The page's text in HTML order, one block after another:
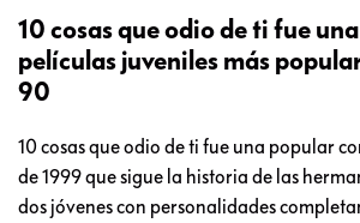
10 cosas que odio de ti fue
películas juveniles más
90
10 cosas que odio de ti fue una popular
de 1999 que sigue la historia de las
dos jóvenes con personalidades